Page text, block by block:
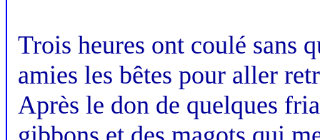
Trois heures ont coulé sans
amies les bêtes pour aller
Après le don de quelques